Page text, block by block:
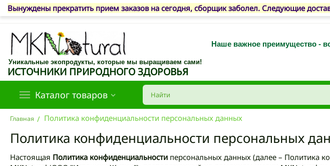
Вынуждены прекратить прием заказов на сегодня, сборщик заболел. Следующие
Наше важное преимущество -
Уникальные экопродукты, которые мы выращиваем сами!
ИСТОЧНИКИ ПРИРОДНОГО ЗДОРОВЬЯ
Каталог товаров
Главная / Политика конфиденциальности персональных данных
Политика конфиденциальности персональных
Настоящая Политика конфиденциальности персональных данных (далее – Политика